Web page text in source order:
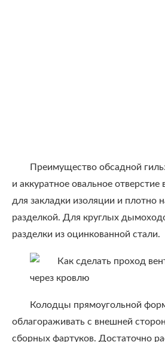
Преимущество обсадной
и аккуратное овальное отверстие
для закладки изоляции и плотно
разделкой. Для круглых
разделки из оцинкованной стали.
Колодцы прямоугольной
облагораживать с внешней
сборных фартуков. Достаточно